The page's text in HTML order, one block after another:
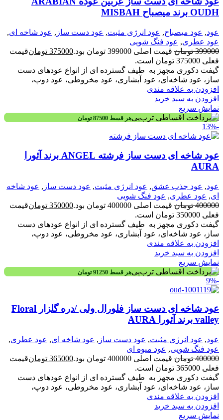
OUDH برند میصباح MISBAH
عود, عود میصباح, عود انرژی مثبت, عود دست ساز , عود شاخه ای,
عود عطری, عود فنگ شویی
399000 تومان قیمت اصلی 399000 تومان بود. 375000 تومانقیمت
فعلی 375000 تومان است.
گیفت دکوری مجهز به طیف گسترده ای از انواع عودهای دست
ساز، عود شاخه‌ای، عود آبشاری، عود مخروطی، عود دوپ،
افزودن به علاقه مندی
افزودن به سبد خرید
نمایش سریع
هر قسط 87500 تومان
-13%
عود شاخه ای دست ساز فرشته ANGEL برند آئورا
AURA
عود, عود جذب عشق, عود انرژی مثبت, عود دست ساز , عود شاخه
ای, عود عطری, عود فنگ شویی
400000 تومان قیمت اصلی 400000 تومان بود. 350000 تومانقیمت
فعلی 350000 تومان است.
گیفت دکوری مجهز به طیف گسترده ای از انواع عودهای دست
ساز، عود شاخه‌ای، عود آبشاری، عود مخروطی، عود دوپ،
افزودن به علاقه مندی
افزودن به سبد خرید
نمایش سریع
هر قسط 91250 تومان
-9%
عود شاخه ای دست ساز فلورال ولی /دره گلزار Floral
valley برند آئورا AURA
عود, عود انرژی مثبت, عود دست ساز , عود شاخه ای, عود عطری,
عود فنگ شویی, عود میوه ای
400000 تومان قیمت اصلی 400000 تومان بود. 365000 تومانقیمت
فعلی 365000 تومان است.
گیفت دکوری مجهز به طیف گسترده ای از انواع عودهای دست
ساز، عود شاخه‌ای، عود آبشاری، عود مخروطی، عود دوپ،
افزودن به علاقه مندی
افزودن به سبد خرید
نمایش سریع